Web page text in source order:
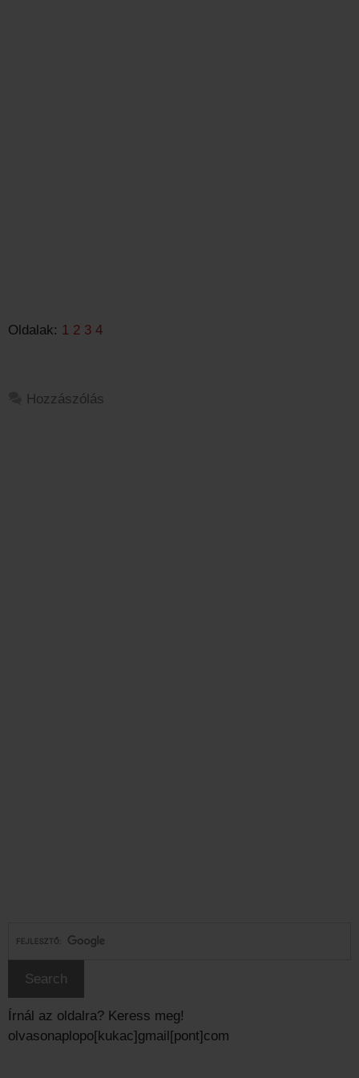
Oldalak: 1 2 3 4
Hozzászólás
Írnál az oldalra? Keress meg!
olvasonaplopo[kukac]gmail[pont]com